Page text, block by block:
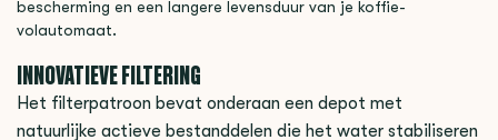
bescherming en een langere levensduur van je koffie-
volautomaat.
INNOVATIEVE FILTERING
Het filterpatroon bevat onderaan een depot met
natuurlijke actieve bestanddelen die het water stabiliseren